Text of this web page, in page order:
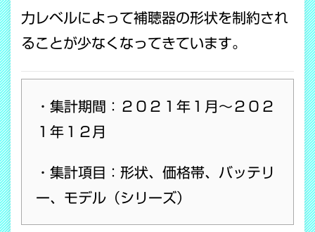
力レベルによって補聴器の形状を制約され
ることが少なくなってきています。
・ 集計期間：２０２１年１月～２０２
１年１２月
・集計項目：形状、価格帯、バッテリ
ー、モデル（シリーズ）